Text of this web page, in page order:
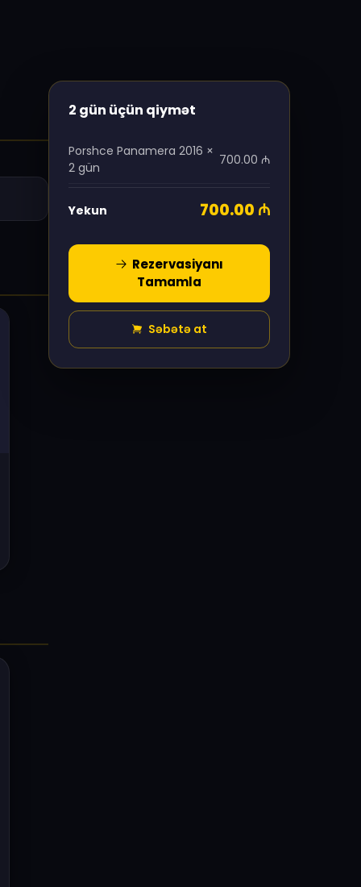
2 gün üçün qiymət
Porshce Panamera 2016 ×
2 gün
700.00 ₼
Yekun 700.00 ₼
Rezervasiyanı
Tamamla
Səbətə at